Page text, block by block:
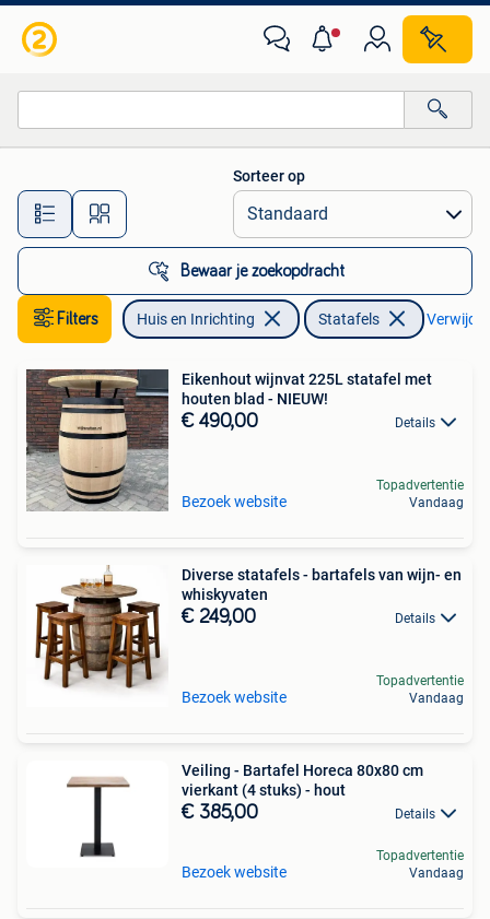
Alle afstanden…
Sorteer op
Bewaar je zoekopdracht
Filters Huis en Inrichting Statafels
Eikenhout wijnvat 225L statafel met
houten blad - NIEUW!
€ 490,00 Details
Bezoek website
Topadvertentie
Vandaag
Diverse statafels - bartafels van wijn- en
whiskyvaten
€ 249,00 Details
Bezoek website
Topadvertentie
Vandaag
Veiling - Bartafel Horeca 80x80 cm
vierkant (4 stuks) - hout
€ 385,00 Details
Bezoek website
Topadvertentie
Vandaag